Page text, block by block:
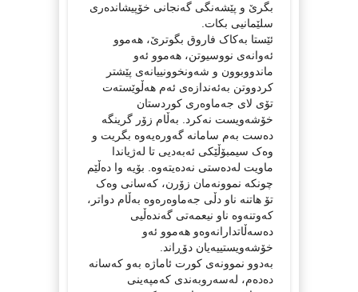
بگرێ و پێشه‌نگی گه‌نجانی خۆپیشانده‌ری
سلێمانیی بکات.
ئێستا به‌کاک فاروق بگوترێ، هه‌موو
ئه‌وانه‌ی نووسیوتن، هه‌موو ئه‌و
ماندووبوون و شه‌ونخوونییانه‌ی پێشتر
کردووتن به‌ئه‌ندازه‌ی ئه‌م هه‌ڵوێسته‌ت
تۆی لای جه‌ماوه‌ری کوردستان
خۆشه‌ویست نه‌کرد. به‌ڵام زۆر گرینگه‌
ده‌ست به‌م سامانه‌ گه‌وره‌یه‌وه‌ بگریت و
وه‌ک سیمبۆڵێكی ئه‌به‌دیی تا له‌ژیاندا
ماویت له‌ده‌ستی نه‌ده‌یته‌وه‌. بۆیه‌ وا ده‌ڵێم
چونکه‌ نموونه‌مان زۆرن، که‌سانی وه‌ک
تۆ هاتنه‌ ناو دڵی جه‌ماوه‌ره‌وه‌ به‌ڵام دواتر،
که‌وتنه‌وه‌ ناو نیعمه‌تی گه‌نده‌ڵیی
ده‌سه‌ڵاتدارانه‌وه‌و هه‌موو ئه‌و
خۆشه‌ویستییه‌یان دۆڕاند.
به‌دوو نموونه‌ی کورت ئاماژه‌ به‌و که‌سانه‌
ده‌ده‌م، له‌سه‌روبه‌ندی که‌مپه‌ینی